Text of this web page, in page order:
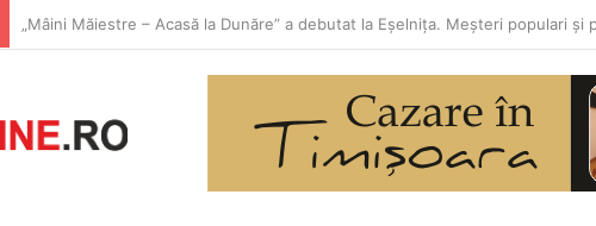
Săptămâna Florilor la Asociația BUNETI